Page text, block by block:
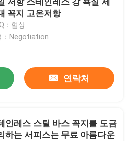
꼭지 고온저항
：협상
：Negotiation
연락처
인레스 스틸 바스 꼭지를 도금
하는 서피스는 무료 아름다운